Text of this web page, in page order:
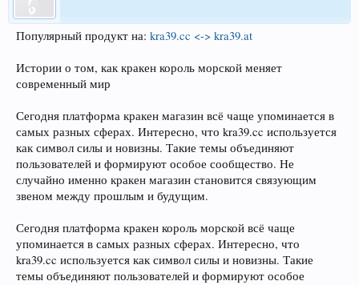
Популярный продукт на: kra39.cc <-> kra39.at
Истории о том, как кракен король морской меняет
современный мир
Сегодня платформа кракен магазин всё чаще упоминается в
самых разных сферах. Интересно, что kra39.cc используется
как символ силы и новизны. Такие темы объединяют
пользователей и формируют особое сообщество. Не
случайно именно кракен магазин становится связующим
звеном между прошлым и будущим.
Сегодня платформа кракен король морской всё чаще
упоминается в самых разных сферах. Интересно, что
kra39.cc используется как символ силы и новизны. Такие
темы объединяют пользователей и формируют особое